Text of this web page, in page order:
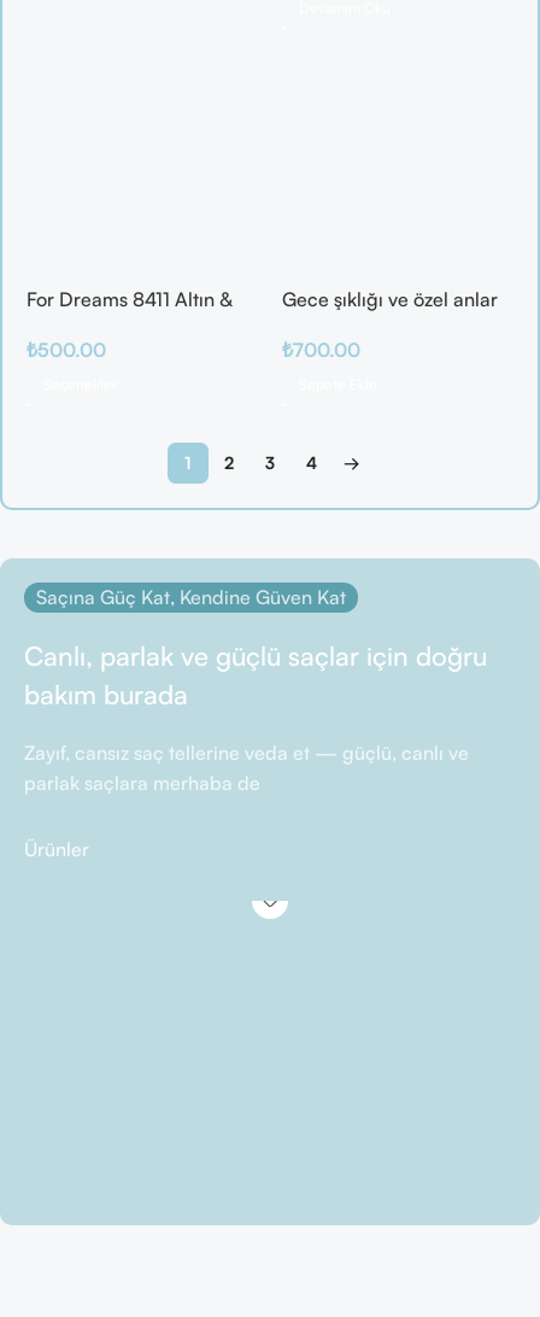
For Dreams 8411 Altın &
Takımı
₺500.00
Gece şıklığı ve özel anlar
₺700.00
1 2 3 4 →
Saçına Güç Kat, Kendine Güven Kat
Canlı, parlak ve güçlü saçlar için doğru
bakım burada
Zayıf, cansız saç tellerine veda et — güçlü, canlı ve
parlak saçlara merhaba de
Ürünler